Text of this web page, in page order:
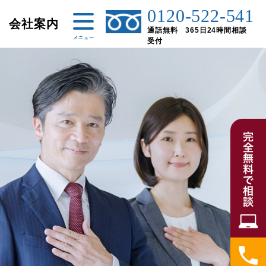
会社案内 0120-522-541
通話無料 365日24時間相談
受付